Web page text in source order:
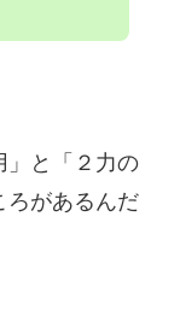
」と「２力の
ろがあるんだ